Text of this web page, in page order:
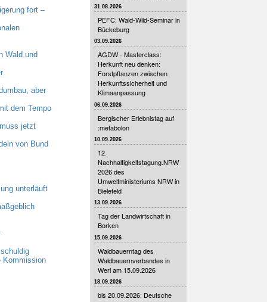
fort –
Wald und
aber
dem Tempo
jetzt
von Bund
unterläuft
Kommission
31.08.2026
PEFC: Wald-Wild-Seminar in
Bückeburg
03.09.2026
AGDW - Masterclass:
Herkunft neu denken:
Forstpflanzen zwischen
Herkunftssicherheit und
Klimaanpassung
06.09.2026
Bergischer Erlebnistag auf
:metabolon
10.09.2026
12.
Nachhaltigkeitstagung.NRW
2026 des
Umweltministeriums NRW in
Bielefeld
13.09.2026
Tag der Landwirtschaft in
Borken
15.09.2026
Waldbauerntag des
Waldbauernverbandes in
Werl am 15.09.2026
18.09.2026
bis 20.09.2026: Deutsche